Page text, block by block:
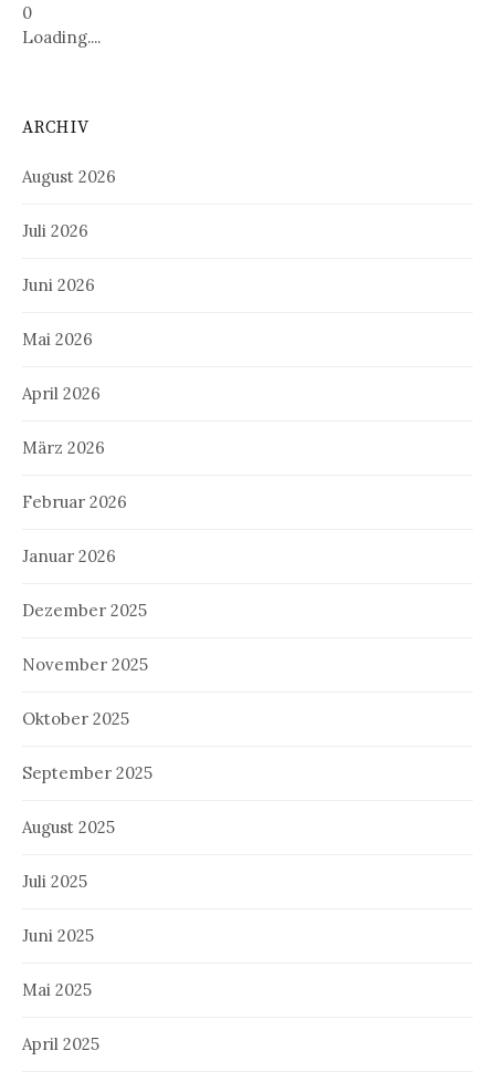
0
Loading....
ARCHIV
August 2026
Juli 2026
Juni 2026
Mai 2026
April 2026
März 2026
Februar 2026
Januar 2026
Dezember 2025
November 2025
Oktober 2025
September 2025
August 2025
Juli 2025
Juni 2025
Mai 2025
April 2025